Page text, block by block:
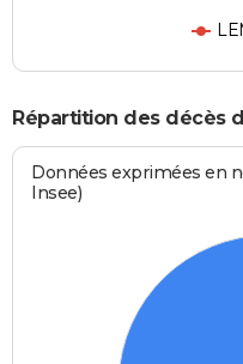
Répartition des décès
Données exprimées en
Insee)